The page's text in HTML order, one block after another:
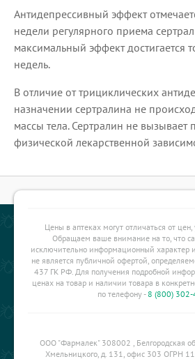
Антидепрессивный эффект
недели регулярного приема
максимальный эффект достигается
недель.
В отличие от трициклических
назначении сертралина не
массы тела. Сертралин не вызывает
физической лекарственной
Цены в аптеках могут отличаться от
Обращаем ваше внимание на то, что
исключительно информационный характер
не является публичной офертой,
437 ГК РФ. Для получения подробной
ценах на товар и наличии товара в
по телефону -8 (800)
ООО "Фармалек" 308002 , Белгородская
Хмельницкого, д. 131, офис 303 ОГРН